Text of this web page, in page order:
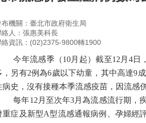
布機關：臺北市政府衛生局
絡人：張惠美科長
絡資訊：(02)2375-9800轉1900
今年流感季（10月起）截至12 月 4日
，另有2例為6歲以下幼童，其中高達9
病史，沒有接種本季流感疫苗，因流感
每年12 月至次年3月為流感流行期，
重症及新型A型流感通報病例、孕婦經